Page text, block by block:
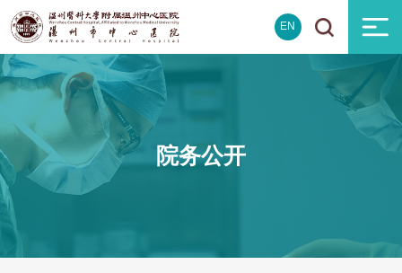
EN
院务公开